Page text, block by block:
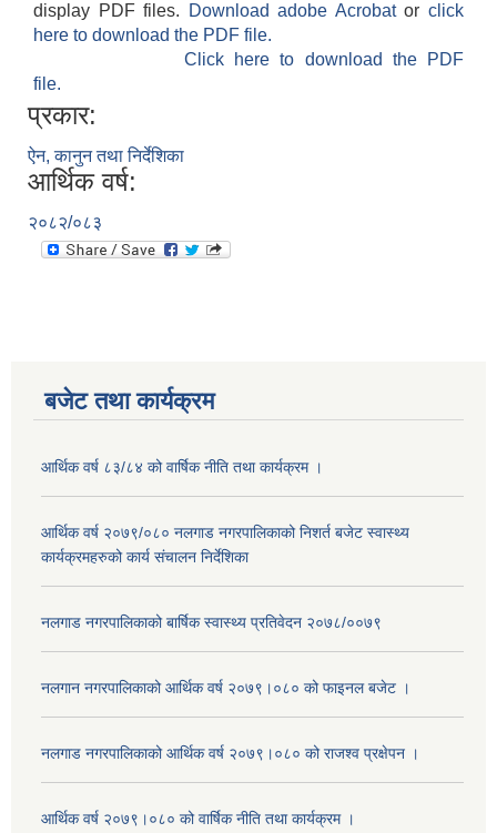
display PDF files.
Download adobe Acrobatorclick
here to download the PDF file.
Click here to download the PDF
file.
प्रकार:
ऐन, कानुन तथा निर्देशिका
आर्थिक वर्ष:
२०८२/०८३
बजेट तथा कार्यक्रम
आर्थिक वर्ष ८३/८४ को वार्षिक नीति तथा कार्यक्रम ।
आर्थिक वर्ष २०७९/०८० नलगाड नगरपालिकाको निशर्त बजेट स्वास्थ्य
कार्यक्रमहरुको कार्य संचालन निर्देशिका
नलगाड नगरपालिकाको बार्षिक स्वास्थ्य प्रतिवेदन २०७८/००७९
नलगान नगरपालिकाको आर्थिक वर्ष २०७९।०८० को फाइनल बजेट ।
नलगाड नगरपालिकाको आर्थिक वर्ष २०७९।०८० को राजश्व प्रक्षेपन ।
आर्थिक वर्ष २०७९।०८० को वार्षिक नीति तथा कार्यक्रम ।